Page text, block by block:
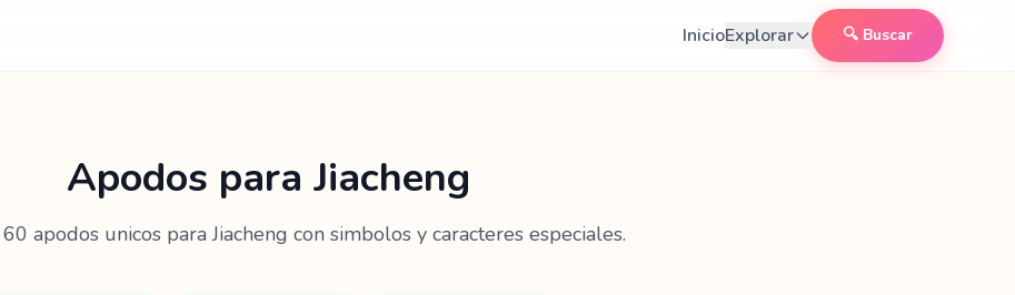
InicioExplorar 🔍 Buscar
Apodos para Jiacheng
60 apodos unicos paraJiacheng con simbolos y caracteres especiales.